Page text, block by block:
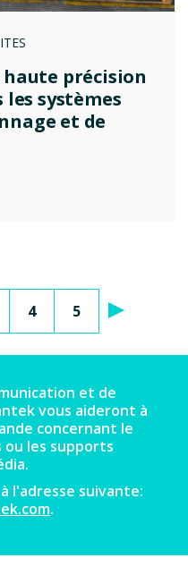
précision
systèmes
et de
4 5
et de
vous aideront à
concernant le
ou les supports
l'adresse suivante:
.